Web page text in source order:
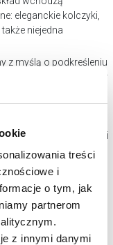
treści
i
o tym, jak
partnerom
z innymi danymi
eleganckie kolczyki,
niejedna
z myślą o podkreśleniu
oferując szeroki wybór
jak i odważne,
kolekcja Kolory od
do osobistego
każdej stylizacji
czy stylistycznych,
spektrum osób.
do
codziennych